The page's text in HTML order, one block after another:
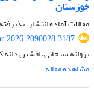
خوزستان
مقالات آماده انتشار،
پروانه سبحانی، افشین دانه
مشاهده مقاله